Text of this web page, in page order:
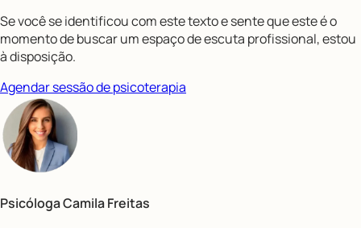
Se você se identificou com este texto e sente que este é o
momento de buscar um espaço de escuta profissional, estou
à disposição.
Agendar sessão de psicoterapia
Psicóloga Camila Freitas